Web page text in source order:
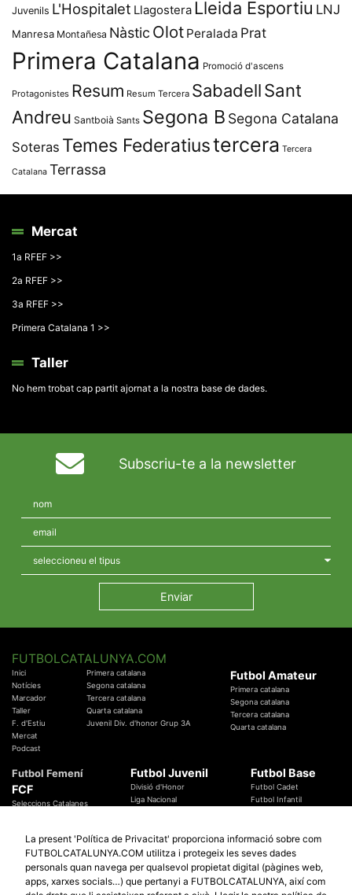
Juvenils L'Hospitalet Llagostera Lleida Esportiu LNJ
Manresa Montañesa Nàstic Olot Peralada Prat
Primera Catalana Promoció d'ascens
Protagonistes Resum Resum Tercera SabadellSant
Andreu Santboià Sants Segona B Segona Catalana
Soteras Temes Federatiustercera Tercera
Catalana Terrassa
Mercat
1a RFEF >>
2a RFEF >>
3a RFEF >>
Primera Catalana 1 >>
Taller
No hem trobat cap partit ajornat a la nostra base de dades.
Subscriu-te a la newsletter
FUTBOLCATALUNYA.COM
Inici
Notícies
Marcador
Taller
F. d'Estiu
Mercat
Podcast
Primera catalana
Segona catalana
Tercera catalana
Quarta catalana
Juvenil Div. d'honor Grup 3A
Futbol Amateur
Primera catalana
Segona catalana
Tercera catalana
Quarta catalana
Futbol Femení
FCF
Seleccions Catalanes
Temes Federatius
Futbol Juvenil
Divisió d'Honor
Liga Nacional
Futbol Base
Futbol Cadet
Futbol Infantil
Futbol Catalunya
Promocions
Sortejos
Especials
Copa Catalunya Absoluta 2019
Copa del Rei 2019 - 2020
La present 'Política de Privacitat' proporciona informació sobre com
FUTBOLCATALUNYA.COM utilitza i protegeix les seves dades
personals quan navega per qualsevol propietat digital (pàgines web,
apps, xarxes socials…) que pertanyi a FUTBOLCATALUNYA, així com